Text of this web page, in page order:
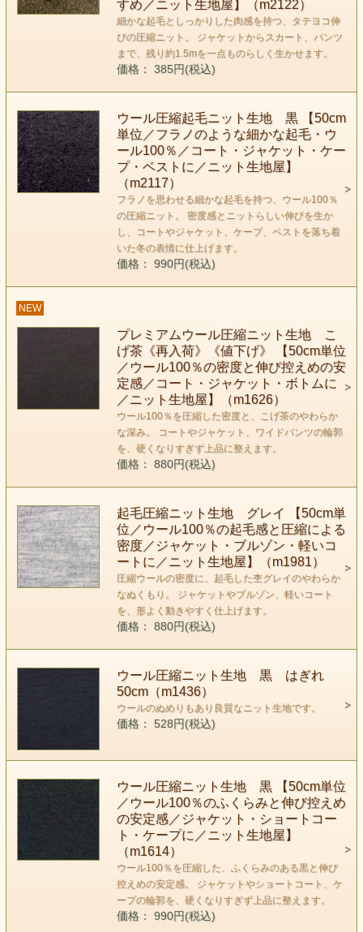
すめ／ニット生地屋】（m2122）
細かな起毛としっかりした肉感を持つ、タテヨコ伸
びの圧縮ニット。 ジャケットからスカート、パンツ
まで、残り約1.5mを一点ものらしく生かせます。
価格： 385円(税込)
ウール圧縮起毛ニット生地 黒 【50cm
単位／フラノのような細かな起毛・ウ
ール100％／コート・ジャケット・ケー
プ・ベストに／ニット生地屋】
（m2117）
フラノを思わせる細かな起毛を持つ、ウール100％
の圧縮ニット。 密度感とニットらしい伸びを生か
し、コートやジャケット、ケープ、ベストを落ち着
いた冬の表情に仕上げます。
価格： 990円(税込)
NEW
プレミアムウール圧縮ニット生地 こ
げ茶《再入荷》《値下げ》 【50cm単位
／ウール100％の密度と伸び控えめの安
定感／コート・ジャケット・ボトムに
／ニット生地屋】（m1626）
ウール100％を圧縮した密度と、こげ茶のやわらか
な深み。 コートやジャケット、ワイドパンツの輪郭
を、硬くなりすぎず上品に整えます。
価格： 880円(税込)
起毛圧縮ニット生地 グレイ 【50cm単
位／ウール100％の起毛感と圧縮による
密度／ジャケット・ブルゾン・軽いコ
ートに／ニット生地屋】（m1981）
圧縮ウールの密度に、起毛した杢グレイのやわらか
なぬくもり。 ジャケットやブルゾン、軽いコート
を、形よく動きやすく仕上げます。
価格： 880円(税込)
ウール圧縮ニット生地 黒 はぎれ
50cm（m1436）
ウールのぬめりもあり良質なニット生地です。
価格： 528円(税込)
ウール圧縮ニット生地 黒 【50cm単位
／ウール100％のふくらみと伸び控えめ
の安定感／ジャケット・ショートコー
ト・ケープに／ニット生地屋】
（m1614）
ウール100％を圧縮した、ふくらみのある黒と伸び
控えめの安定感。 ジャケットやショートコート、ケ
ープの輪郭を、硬くなりすぎず上品に整えます。
価格： 990円(税込)